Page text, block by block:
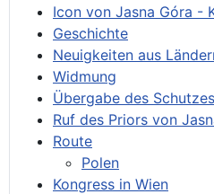
Icon von Jasna Góra -
Geschichte
Neuigkeiten aus
Widmung
Übergabe des Schutzes
Ruf des Priors von
Route
Polen
Kongress in Wien